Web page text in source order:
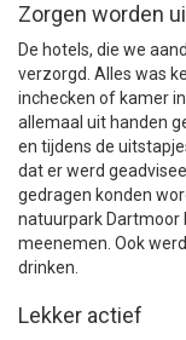
Zorgen worden
De hotels, die we
verzorgd. Alles was
inchecken of kamer
allemaal uit handen
en tijdens de
dat er werd
gedragen konden
natuurpark Dartmoor
meenemen. Ook
drinken.
Lekker actief